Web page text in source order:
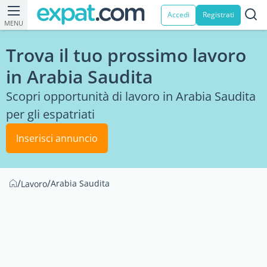
MENU
Accedi Registrati
Trova il tuo prossimo lavoro
in Arabia Saudita
Scopri opportunità di lavoro in Arabia Saudita
per gli espatriati
Inserisci annuncio
/Lavoro/Arabia Saudita